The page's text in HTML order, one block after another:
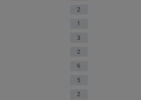
2
1
3
2
6
5
2